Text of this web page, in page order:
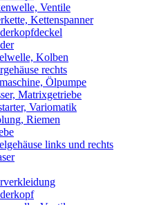
Ventile
Kettenspanner
Kolben
rechts
Ölpumpe
Matrixgetriebe
Variomatik
Riemen
links und rechts